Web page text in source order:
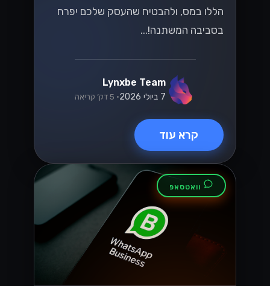
הללו במס, ולהבטיח שהעסק שלכם יפרח
בסביבה המשתנה!...
Lynxbe Team
7 ביולי 2026 • 5 דק׳ קריאה
קרא עוד
וואטסאפ